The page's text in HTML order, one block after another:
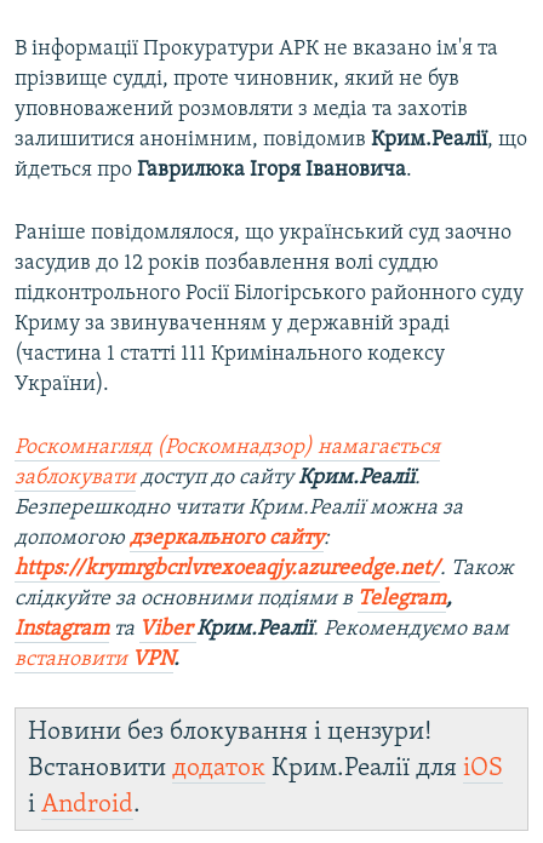
В інформації Прокуратури АРК не вказано ім'я та
прізвище судді, проте чиновник, який не був
уповноважений розмовляти з медіа та захотів
залишитися анонімним, повідомив Крим.Реалії, що
йдеться про Гаврилюка Ігоря Івановича.
Раніше повідомлялося, що український суд заочно
засудив до 12 років позбавлення волі суддю
підконтрольного Росії Білогірського районного суду
Криму за звинуваченням у державній зраді
(частина 1 статті 111 Кримінального кодексу
України).
Роскомнагляд (Роскомнадзор) намагається
заблокуватидоступ до сайтуКрим.Реалії.
Безперешкодно читати Крим.Реалії можна за
допомогою дзеркального сайту:
https://krymrgbcrlvrexoeaqjy.azureedge.net/. Також
слідкуйте за основними подіями в Telegram,
Instagramта ViberКрим.Реалії. Рекомендуємо вам
встановити VPN.
Новини без блокування і цензури!
Встановити додаток Крим.Реалії для iOS
і Android.